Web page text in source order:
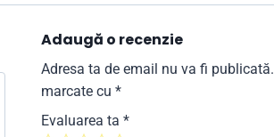
Adaugă o recenzie
Adresa ta de email nu va fi publicată.
marcate cu*
Evaluarea ta*